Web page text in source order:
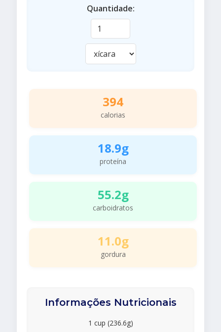
Quantidade:
394
calorias
18.9g
proteína
55.2g
carboidratos
11.0g
gordura
Informações Nutricionais
1 cup (236.6g)